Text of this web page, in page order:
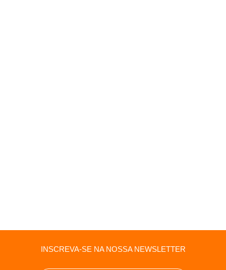
INSCREVA-SE NA NOSSA NEWSLETTER